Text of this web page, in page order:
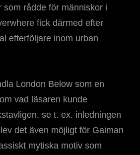
som rådde för människor i
fick därmed efter
efterföljare inom urban
London Below som en
vad läsaren kunde
se t. ex. inledningen
det även möjligt för Gaiman
mytiska motiv som